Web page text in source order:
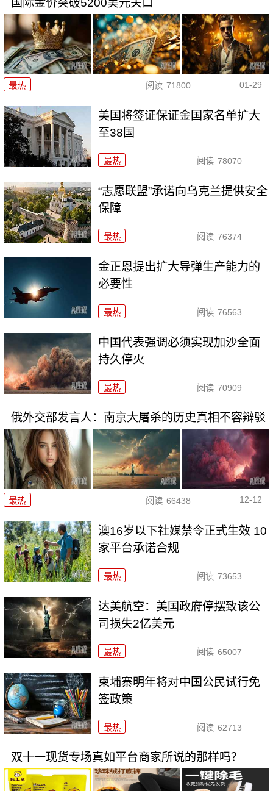
最热 阅读 71800 01-29
美国将签证保证金国家名单扩大
至38国
最热 阅读 78070
“志愿联盟”承诺向乌克兰提供安全
保障
最热 阅读 76374
金正恩提出扩大导弹生产能力的
必要性
最热 阅读 76563
中国代表强调必须实现加沙全面
持久停火
最热 阅读 70909
俄外交部发言人：南京大屠杀的历史真相不容辩驳
最热 阅读 66438 12-12
澳16岁以下社媒禁令正式生效 10
家平台承诺合规
最热 阅读 73653
达美航空：美国政府停摆致该公
司损失2亿美元
最热 阅读 65007
柬埔寨明年将对中国公民试行免
签政策
最热 阅读 62713
双十一现货专场真如平台商家所说的那样吗？